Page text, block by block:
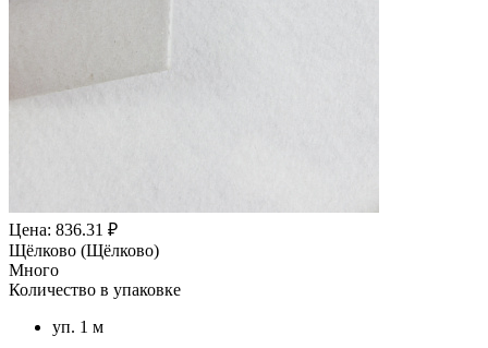
Цена: 836.31 ₽
Щёлково (Щёлково)
Много
Количество в упаковке
уп. 1 м